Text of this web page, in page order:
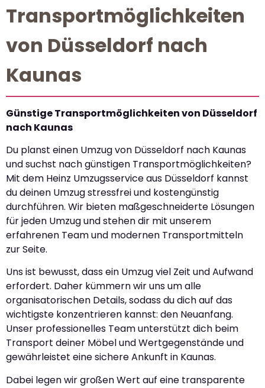
Transportmöglichkeiten
von Düsseldorf nach
Kaunas
Günstige Transportmöglichkeiten von Düsseldorf
nach Kaunas
Du planst einen Umzug von Düsseldorf nach Kaunas
und suchst nach günstigen Transportmöglichkeiten?
Mit dem Heinz Umzugsservice aus Düsseldorf kannst
du deinen Umzug stressfrei und kostengünstig
durchführen. Wir bieten maßgeschneiderte Lösungen
für jeden Umzug und stehen dir mit unserem
erfahrenen Team und modernen Transportmitteln
zur Seite.
Uns ist bewusst, dass ein Umzug viel Zeit und Aufwand
erfordert. Daher kümmern wir uns um alle
organisatorischen Details, sodass du dich auf das
wichtigste konzentrieren kannst: den Neuanfang.
Unser professionelles Team unterstützt dich beim
Transport deiner Möbel und Wertgegenstände und
gewährleistet eine sichere Ankunft in Kaunas.
Dabei legen wir großen Wert auf eine transparente